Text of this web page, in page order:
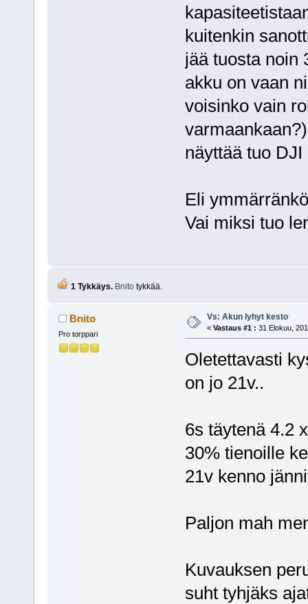
kuitenkin
jää tuosta noin
akku on vaan
voisinko vain
näyttää tuo
Eli
Vai miksi tuo
1 Tykkäys. Bnitotykkää.
Bnito
Pro torppari
Vs: Akun lyhyt kesto
« Vastaus #1 : 31 Elokuu,
Oletettavasti
on jo 21v..
6s täytenä 4.2
30% tienoille
21v kenno
Paljon mah
Kuvauksen
suht tyhjäks